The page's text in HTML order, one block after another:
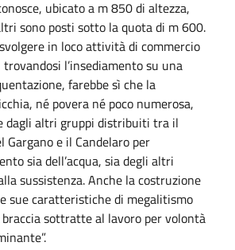
ubicato a m 850 di altezza,
sono posti sotto la quota di m 600.
in loco attività di commercio
l’insediamento su una
farebbe sì che la
né povera né poco numerosa,
dagli altri gruppi distribuiti tra il
Gargano e il Candelaro per
sia dell’acqua, sia degli altri
sussistenza. Anche la costruzione
sue caratteristiche di megalitismo
sottratte al lavoro per volontà